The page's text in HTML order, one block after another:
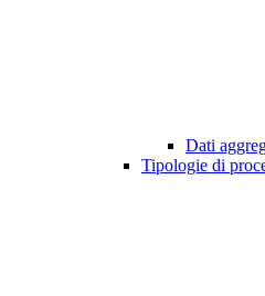
Dati
Tipologie di